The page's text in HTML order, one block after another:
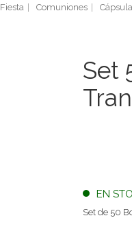
Fiesta Comuniones
Set
EN
Set de 50